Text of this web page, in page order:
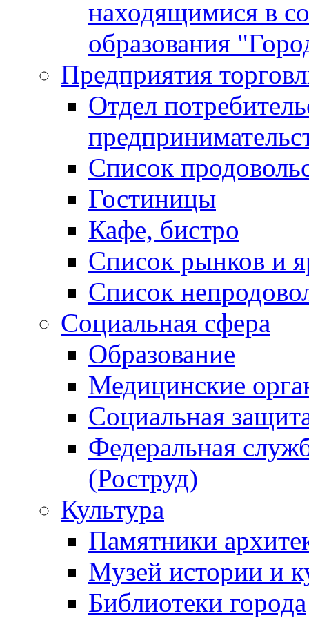
находящимися в
образования
Предприятия
Отдел
Список
Гостиницы
Кафе, бистро
Cписок рынков и
Список
Социальная сфера
Образование
Медицинские
Социальная
Федеральная
(Роструд)
Культура
Памятники
Музей истории и
Библиотеки города